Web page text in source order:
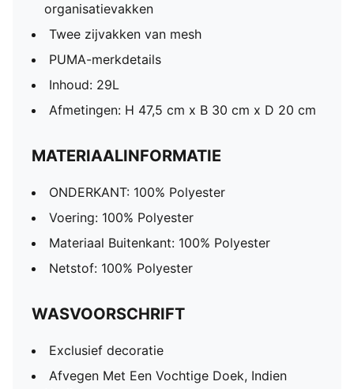
organisatievakken
Twee zijvakken van mesh
PUMA-merkdetails
Inhoud: 29L
Afmetingen: H 47,5 cm x B 30 cm x D 20 cm
MATERIAALINFORMATIE
ONDERKANT: 100% Polyester
Voering: 100% Polyester
Materiaal Buitenkant: 100% Polyester
Netstof: 100% Polyester
WASVOORSCHRIFT
Exclusief decoratie
Afvegen Met Een Vochtige Doek, Indien